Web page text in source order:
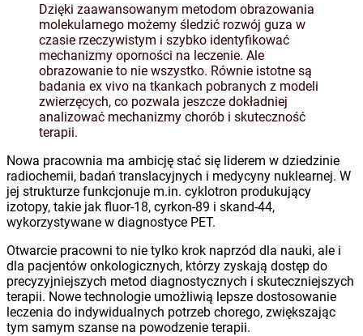
Dzięki zaawansowanym metodom obrazowania
molekularnego możemy śledzić rozwój guza w
czasie rzeczywistym i szybko identyfikować
mechanizmy oporności na leczenie. Ale
obrazowanie to nie wszystko. Równie istotne są
badania ex vivo na tkankach pobranych z modeli
zwierzęcych, co pozwala jeszcze dokładniej
analizować mechanizmy chorób i skuteczność
terapii.
Nowa pracownia ma ambicję stać się liderem w dziedzinie
radiochemii, badań translacyjnych i medycyny nuklearnej. W
jej strukturze funkcjonuje m.in. cyklotron produkujący
izotopy, takie jak fluor-18, cyrkon-89 i skand-44,
wykorzystywane w diagnostyce PET.
Otwarcie pracowni to nie tylko krok naprzód dla nauki, ale i
dla pacjentów onkologicznych, którzy zyskają dostęp do
precyzyjniejszych metod diagnostycznych i skuteczniejszych
terapii. Nowe technologie umożliwią lepsze dostosowanie
leczenia do indywidualnych potrzeb chorego, zwiększając
tym samym szanse na powodzenie terapii.